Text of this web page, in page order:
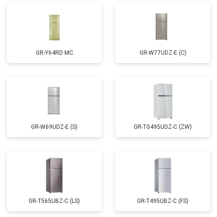
GR-Y64RD MC GR-W77UDZ-E (C)
GR-W69UDZ-E (S) GR-TG495UDZ-C (ZW)
GR-T565UBZ-C (LS) GR-T495UBZ-C (FS)